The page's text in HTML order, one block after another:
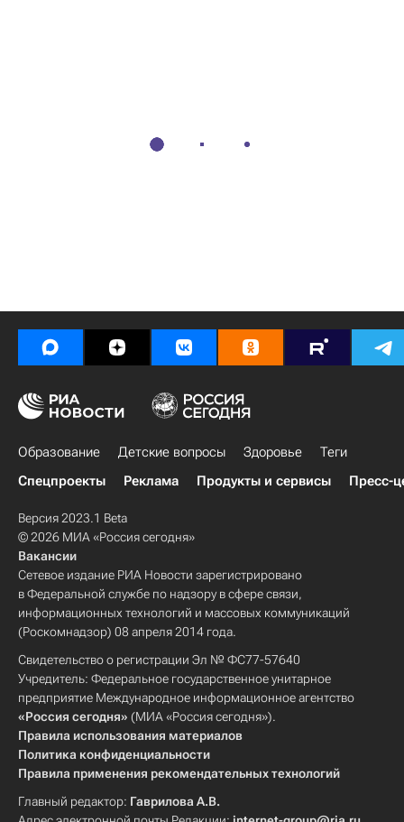
Образование Детские вопросы Здоровье
Теги
Спецпроекты
Реклама Продукты и сервисы Пресс-
Версия 2023.1 Beta
© 2026 МИА «Россия сегодня»
Вакансии
Сетевое издание РИА Новости зарегистрировано
в Федеральной службе по надзору в сфере связи,
информационных технологий и массовых коммуникаций
(Роскомнадзор) 08 апреля 2014 года.
Свидетельство о регистрации Эл № ФС77-57640
Учредитель: Федеральное государственное унитарное
предприятие Международное информационное агентство
«Россия сегодня» (МИА «Россия сегодня»).
Правила использования материалов
Политика конфиденциальности
Правила применения рекомендательных технологий
Главный редактор: Гаврилова А.В.